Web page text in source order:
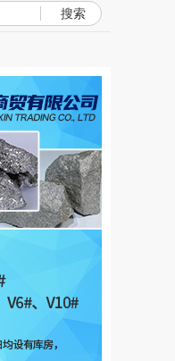
搜索